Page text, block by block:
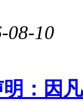
08-10
：因